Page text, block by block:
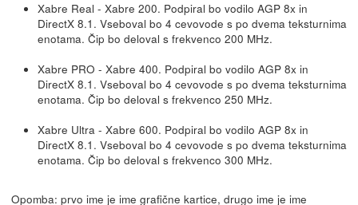
Xabre Real - Xabre 200. Podpiral bo vodilo AGP 8x in
DirectX 8.1. Vseboval bo 4 cevovode s po dvema teksturnima
enotama. Čip bo deloval s frekvenco 200 MHz.
Xabre PRO - Xabre 400. Podpiral bo vodilo AGP 8x in
DirectX 8.1. Vseboval bo 4 cevovode s po dvema teksturnima
enotama. Čip bo deloval s frekvenco 250 MHz.
Xabre Ultra - Xabre 600. Podpiral bo vodilo AGP 8x in
DirectX 8.1. Vseboval bo 4 cevovode s po dvema teksturnima
enotama. Čip bo deloval s frekvenco 300 MHz.
Opomba: prvo ime je ime grafične kartice, drugo ime je ime